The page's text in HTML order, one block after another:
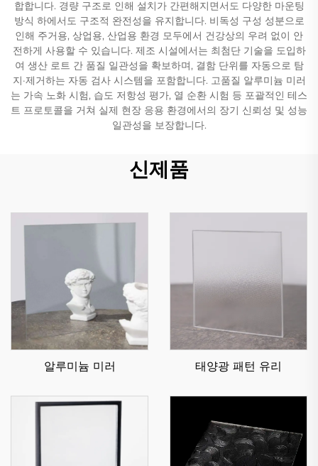
합합니다. 경량 구조로 인해 설치가 간편해지면서도 다양한 마운팅
방식 하에서도 구조적 완전성을 유지합니다. 비독성 구성 성분으로
인해 주거용, 상업용, 산업용 환경 모두에서 건강상의 우려 없이 안
전하게 사용할 수 있습니다. 제조 시설에서는 최첨단 기술을 도입하
여 생산 로트 간 품질 일관성을 확보하며, 결함 단위를 자동으로 탐
지·제거하는 자동 검사 시스템을 포함합니다. 고품질 알루미늄 미러
는 가속 노화 시험, 습도 저항성 평가, 열 순환 시험 등 포괄적인 테스
트 프로토콜을 거쳐 실제 현장 응용 환경에서의 장기 신뢰성 및 성능
일관성을 보장합니다.
신제품
알루미늄 미러 태양광 패턴 유리